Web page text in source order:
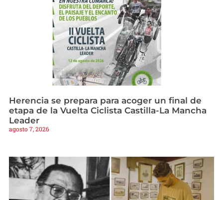
Herencia se prepara para acoger un final de
etapa de la Vuelta Ciclista Castilla-La Mancha
Leader
agosto 7, 2026